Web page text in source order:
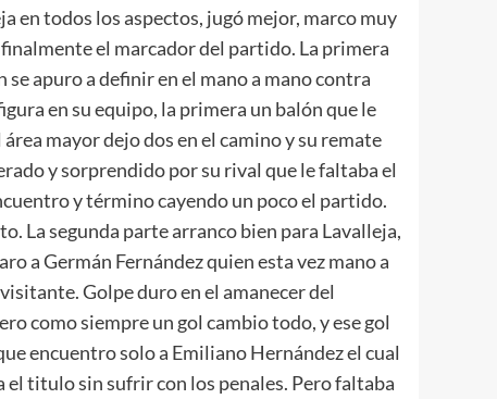
en todos los aspectos, jugó mejor, marco muy
el marcador del partido. La primera
apuro a definir en el mano a mano contra
en su equipo, la primera un balón que le
mayor dejo dos en el camino y su remate
y sorprendido por su rival que le faltaba el
y término cayendo un poco el partido.
La segunda parte arranco bien para Lavalleja,
a Germán Fernández quien esta vez mano a
Golpe duro en el amanecer del
como siempre un gol cambio todo, y ese gol
encuentro solo a Emiliano Hernández el cual
el titulo sin sufrir con los penales. Pero faltaba